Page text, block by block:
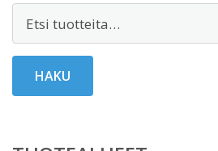
HAKU